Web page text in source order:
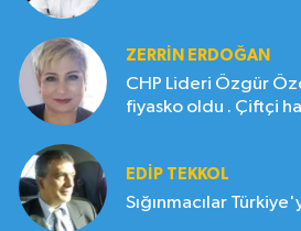
ZERRIN ERDOĞAN
CHP Lideri Özgür
fiyasko oldu . Çiftçi
EDIP TEKKOL
Sığınmacılar